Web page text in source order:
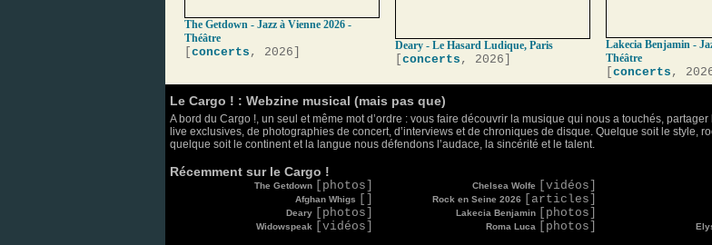
The Getdown - Jazz à Vienne 2026 -
Théâtre
concerts , 2026] Deary - Le Hasard Ludique, Paris
concerts , 2026]
Lakecia Benjamin -
Théâtre
concerts ,
Le Cargo ! : Webzine musical (mais pas que)
A bord du Cargo !, un seul et même mot d’ordre : vous faire découvrir la musique qui nous a touchés,
live exclusives, de photographies de concert, d’interviews et de chroniques de disque. Quelque soit le style,
quelque soit le continent et la langue nous défendons l’audace, la sincérité et le talent.
Récemment sur le Cargo !
The Getdown [photos]
Afghan Whigs
Deary [photos]
Widowspeak [vidéos]
Chelsea Wolfe [vidéos]
Rock en Seine 2026 [articles]
Lakecia Benjamin [photos]
Roma Luca [photos]